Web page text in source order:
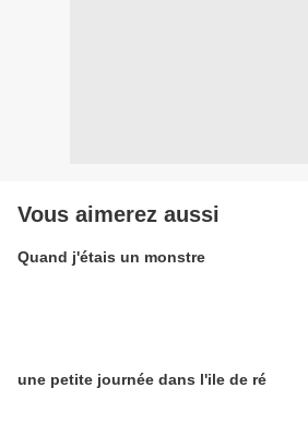
Vous aimerez aussi
Quand j'étais un monstre
une petite journée dans l'ile de ré